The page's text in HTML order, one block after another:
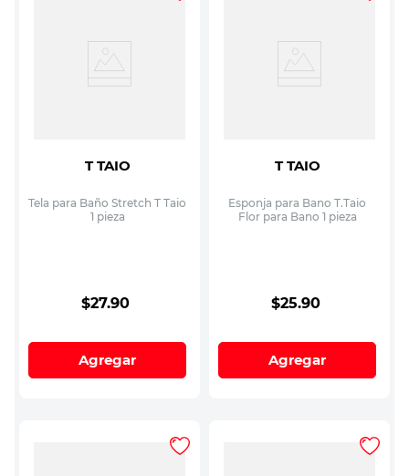
T TAIO
Tela para Baño Stretch T Taio
1 pieza
$27.90
Agregar
T TAIO
Esponja para Bano T.Taio
Flor para Bano 1 pieza
$25.90
Agregar